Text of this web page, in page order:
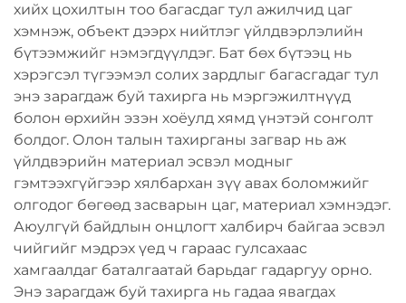
хийх цохилтын тоо багасдаг тул ажилчид цаг
хэмнэж, объект дээрх нийтлэг үйлдвэрлэлийн
бүтээмжийг нэмэгдүүлдэг. Бат бөх бүтээц нь
хэрэгсэл түгээмэл солих зардлыг багасгадаг тул
энэ зарагдаж буй тахирга нь мэргэжилтнүүд
болон өрхийн эзэн хоёулд хямд үнэтэй сонголт
болдог. Олон талын тахирганы загвар нь аж
үйлдвэрийн материал эсвэл модныг
гэмтээхгүйгээр хялбархан зүү авах боломжийг
олгодог бөгөөд засварын цаг, материал хэмнэдэг.
Аюулгүй байдлын онцлогт халбирч байгаа эсвэл
чийгийг мэдрэх үед ч гараас гулсахаас
хамгаалдаг баталгаатай барьдаг гадаргуу орно.
Энэ зарагдаж буй тахирга нь гадаа явагдах